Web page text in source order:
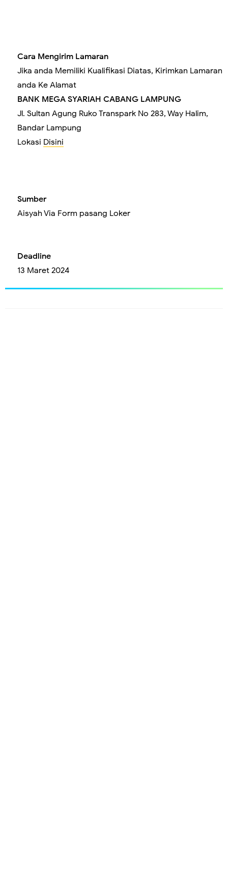
Cara Mengirim Lamaran
Jika anda Memiliki Kualifikasi Diatas, Kirimkan Lamaran
anda Ke Alamat
BANK MEGA SYARIAH CABANG LAMPUNG
Jl. Sultan Agung Ruko Transpark No 283, Way Halim,
Bandar Lampung
Lokasi Disini
Sumber
Aisyah Via Form pasang Loker
Deadline
13 Maret 2024